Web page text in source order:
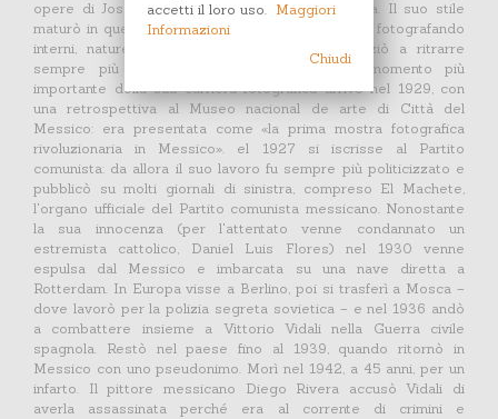
opere di José Clemente Orozco e Diego Rivera. Il suo stile
maturò in questo periodo: fece molti esperimenti fotografando
interni, nature morte e paesaggi urbani, e iniziò a ritrarre
sempre più spesso contadini e operai. Il momento più
importante della sua carriera fotografica arrivò nel 1929, con
una retrospettiva al Museo nacional de arte di Città del
Messico: era presentata come «la prima mostra fotografica
rivoluzionaria in Messico». el 1927 si iscrisse al Partito
comunista: da allora il suo lavoro fu sempre più politicizzato e
pubblicò su molti giornali di sinistra, compreso El Machete,
l'organo ufficiale del Partito comunista messicano. Nonostante
la sua innocenza (per l'attentato venne condannato un
estremista cattolico, Daniel Luis Flores) nel 1930 venne
espulsa dal Messico e imbarcata su una nave diretta a
Rotterdam. In Europa visse a Berlino, poi si trasferì a Mosca –
dove lavorò per la polizia segreta sovietica – e nel 1936 andò
a combattere insieme a Vittorio Vidali nella Guerra civile
spagnola. Restò nel paese fino al 1939, quando ritornò in
Messico con uno pseudonimo. Morì nel 1942, a 45 anni, per un
infarto. Il pittore messicano Diego Rivera accusò Vidali di
averla assassinata perché era al corrente di crimini e
accetti il loro uso.
Maggiori
Informazioni
Chiudi